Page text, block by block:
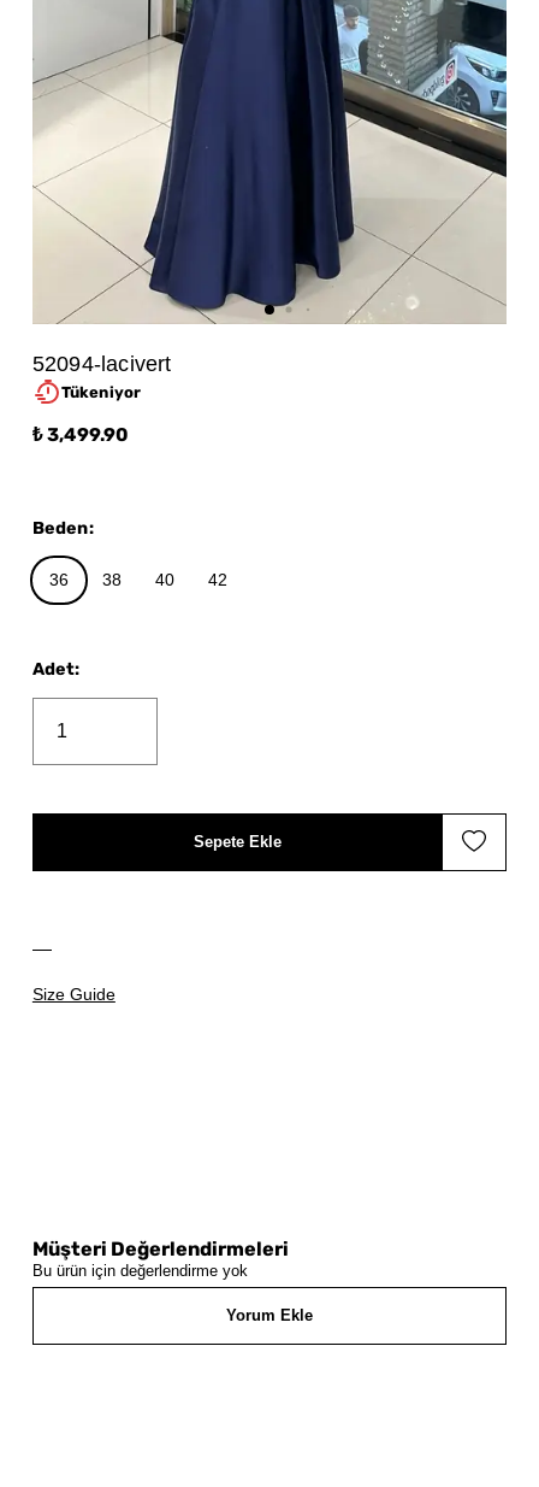
52094-lacivert
Tükeniyor
₺ 3,499.90
Size Guide
Beden:
36 38 40 42
Adet:
Sepete Ekle
Müşteri Değerlendirmeleri
Bu ürün için değerlendirme yok
Yorum Ekle